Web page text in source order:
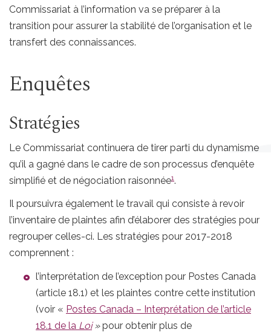
Commissariat à l’information va se préparer à la
transition pour assurer la stabilité de l’organisation et le
transfert des connaissances.
Enquêtes
Stratégies
Le Commissariat continuera de tirer parti du dynamisme
qu’il a gagné dans le cadre de son processus d’enquête
simplifié et de négociation raisonnée
Note de bas de page
1.
Il poursuivra également le travail qui consiste à revoir
l’inventaire de plaintes afin d’élaborer des stratégies pour
regrouper celles-ci. Les stratégies pour 2017-2018
comprennent :
l’interprétation de l’exception pour Postes Canada
(article 18.1) et les plaintes contre cette institution
(voir « Postes Canada – Interprétation de l’article
18.1 de la Loi»pour obtenir plus de